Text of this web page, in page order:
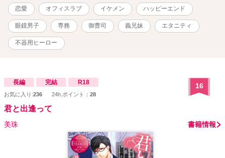
の頑張りが空回りすることも？ 恋愛、苦手というより、嫌い。 淋し
い、をちゃんと言えずにきた人。 × 八雲仁 30歳 大手菓子メーカー
『おろち製菓』専務 背が高く、眼鏡のイケメン。 ただし、いつも無
表情。 集中すると周りが見えなくなる。 そのことで周囲には誤解を
与えがちだが、弁明する気はない。 小さい頃に母親が他界し、それ
以来、ひとりで淋しさを抱えてきた人。 ふたりはちゃんと義兄妹に
ています？……』 ***** 表紙画像 湯弐様 pixiv ID3989101
恋愛 オフィスラブ イケメン ハッピーエンド
眼鏡男子 専務 御曹司 義兄妹 エタニティ
不器用ヒーロー
長編 完結 R18
お気に入り:236 24h.ポイント： 28
16
君と出逢って
美珠 書籍情報